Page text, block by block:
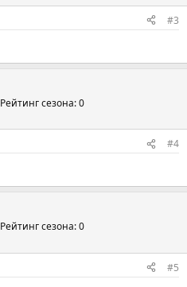
#3
Рейтинг сезона: 0
#4
Рейтинг сезона: 0
#5